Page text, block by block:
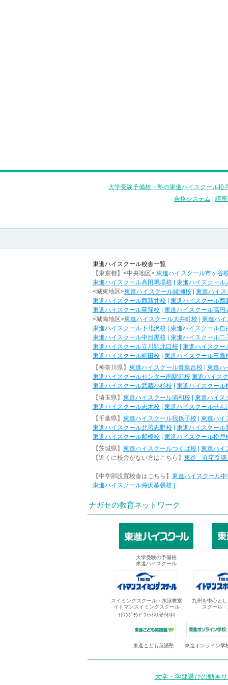
大学受験予備校・塾の東進ハイスクール松
合格システム
講
東進ハイスクール校舎一覧
【東京都】<中央地区> 東進ハイスクール市ヶ谷
東進ハイスクール高田馬場校
東進ハイスクール
<城東地区>東進ハイスクール綾瀬校
東進ハイ
東進ハイスクール西新井校
東進ハイスクール西
東進ハイスクール荻窪校
東進ハイスクール高円
<城南地区>東進ハイスクール大井町校
東進ハイ
東進ハイスクール下北沢校
東進ハイスクール自
東進ハイスクール中目黒校
東進ハイスクール二
東進ハイスクール立川駅北口校
東進ハイスクー
東進ハイスクール町田校
東進ハイスクール三鷹
【神奈川県】 東進ハイスクール青葉台校
東進ハ
東進ハイスクールセンター南駅前校 東進ハイス
東進ハイスクール武蔵小杉校
東進ハイスクール
【埼玉県】 東進ハイスクール浦和校
東進ハイス
東進ハイスクール志木校
東進ハイスクールせん
【千葉県】 東進ハイスクール我孫子校
東進ハイ
東進ハイスクール北習志野校
東進ハイスクール
東進ハイスクール船橋校
東進ハイスクール松戸
【茨城県】 東進ハイスクールつくば校
東進ハイ
【近くに校舎がない方はこちら】 東進 在宅受講
【中学部設置校舎はこちら】 東進ハイスクール
東進ハイスクール海浜幕張校
ナガセの教育ネットワーク
大学受験の予備校
東進ハイスクール
スイミングスクール・水泳教室
イトマンスイミングスクール
ｲﾄﾏﾝｸﾞﾗﾝﾄﾞﾌｨｯﾄﾈｽ受付中!
九州を中心と
スクール
東進こども英語塾 東進オンライン学
大学・学部選びの動画